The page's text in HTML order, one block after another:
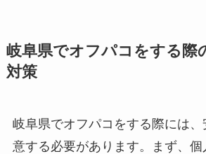
岐阜県でオフパコをする際
対策
岐阜県でオフパコをする際には
意する必要があります。まず、